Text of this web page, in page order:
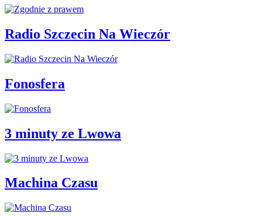
Radio Szczecin Na Wieczór
Fonosfera
3 minuty ze Lwowa
Machina Czasu